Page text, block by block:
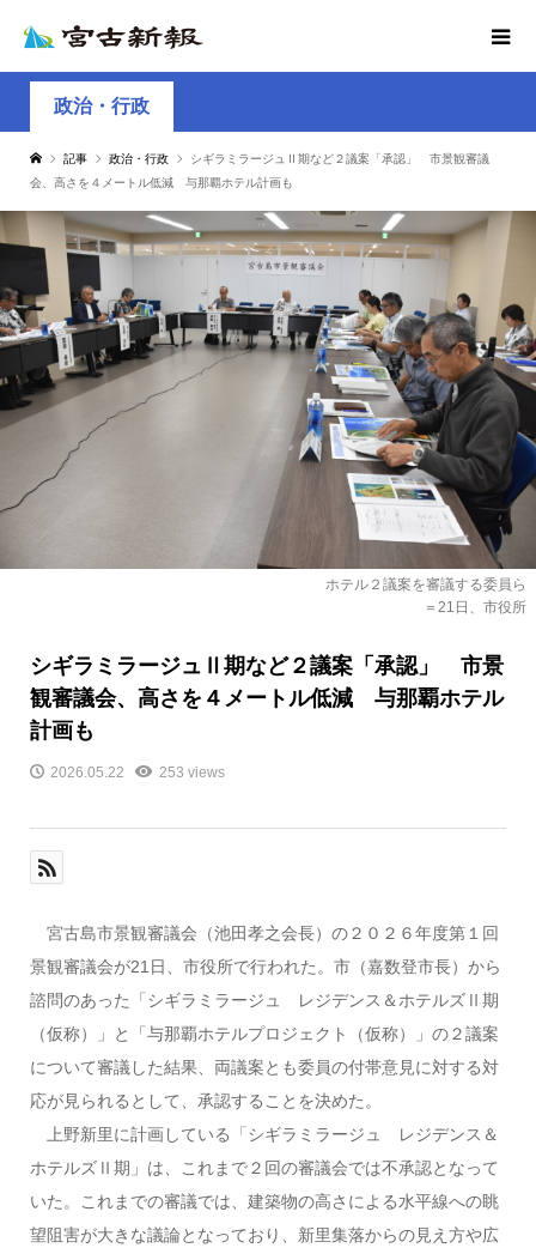
政治・行政
記事 政治・行政
シギラミラージュⅡ期など２議案「承認」 市景観審議
会、高さを４メートル低減 与那覇ホテル計画も
ホテル２議案を審議する委員ら
＝21日、市役所
シギラミラージュⅡ期など２議案「承認」 市景
観審議会、高さを４メートル低減 与那覇ホテル
計画も
2026.05.22 253 views
宮古島市景観審議会（池田孝之会長）の２０２６年度第１回
景観審議会が21日、市役所で行われた。市（嘉数登市長）から
諮問のあった「シギラミラージュ レジデンス＆ホテルズⅡ期
（仮称）」と「与那覇ホテルプロジェクト（仮称）」の２議案
について審議した結果、両議案とも委員の付帯意見に対する対
応が見られるとして、承認することを決めた。
上野新里に計画している「シギラミラージュ レジデンス＆
ホテルズⅡ期」は、これまで２回の審議会では不承認となって
いた。これまでの審議では、建築物の高さによる水平線への眺
望阻害が大きな議論となっており、新里集落からの見え方や広